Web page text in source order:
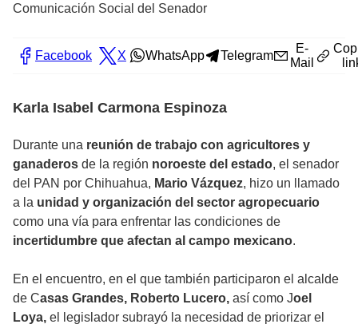
Comunicación Social del Senador
Facebook X WhatsApp Telegram
E-
Mail
Karla Isabel Carmona Espinoza
Durante una reunión de trabajo con agricultores y
ganaderos de la región noroeste del estado, el senador
del PAN por Chihuahua, Mario Vázquez, hizo un llamado
a la unidad y organización del sector agropecuario
como una vía para enfrentar las condiciones de
incertidumbre que afectan al campo mexicano.
En el encuentro, en el que también participaron el alcalde
de Casas Grandes, Roberto Lucero, así como Joel
Loya, el legislador subrayó la necesidad de priorizar el